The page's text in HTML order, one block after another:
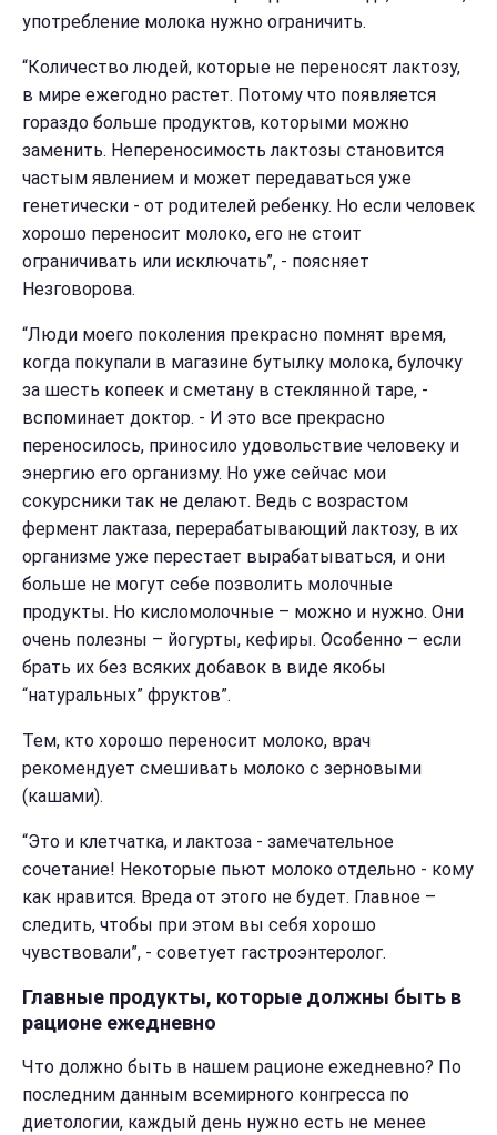
употребление молока нужно ограничить.
“Количество людей, которые не переносят лактозу,
в мире ежегодно растет. Потому что появляется
гораздо больше продуктов, которыми можно
заменить. Непереносимость лактозы становится
частым явлением и может передаваться уже
генетически - от родителей ребенку. Но если человек
хорошо переносит молоко, его не стоит
ограничивать или исключать”, - поясняет
Незговорова.
“Люди моего поколения прекрасно помнят время,
когда покупали в магазине бутылку молока, булочку
за шесть копеек и сметану в стеклянной таре, -
вспоминает доктор. - И это все прекрасно
переносилось, приносило удовольствие человеку и
энергию его организму. Но уже сейчас мои
сокурсники так не делают. Ведь с возрастом
фермент лактаза, перерабатывающий лактозу, в их
организме уже перестает вырабатываться, и они
больше не могут себе позволить молочные
продукты. Но кисломолочные – можно и нужно. Они
очень полезны – йогурты, кефиры. Особенно – если
брать их без всяких добавок в виде якобы
“натуральных” фруктов”.
Тем, кто хорошо переносит молоко, врач
рекомендует смешивать молоко с зерновыми
(кашами).
“Это и клетчатка, и лактоза - замечательное
сочетание! Некоторые пьют молоко отдельно - кому
как нравится. Вреда от этого не будет. Главное –
следить, чтобы при этом вы себя хорошо
чувствовали”, - советует гастроэнтеролог.
Главные продукты, которые должны быть в
рационе ежедневно
Что должно быть в нашем рационе ежедневно? По
последним данным всемирного конгресса по
диетологии, каждый день нужно есть не менее